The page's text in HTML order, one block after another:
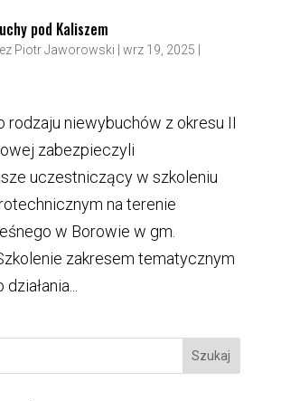
pod Kaliszem
Piotr Jaworowski wrz 19, 2025
rodzaju niewybuchów z okresu II
zabezpieczyli
uczestniczący w szkoleniu
na terenie
w Borowie w gm.
zakresem tematycznym
Szukaj